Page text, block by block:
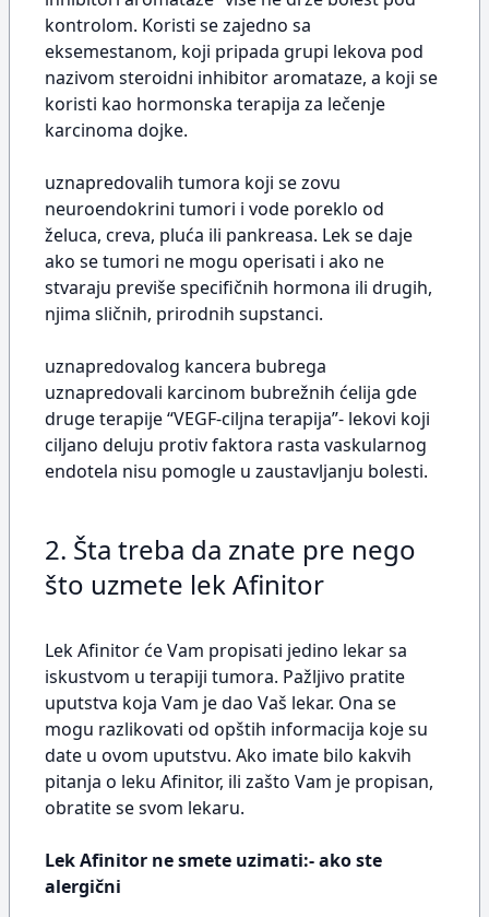
kontrolom. Koristi se zajedno sa
eksemestanom, koji pripada grupi lekova pod
nazivom steroidni inhibitor aromataze, a koji se
koristi kao hormonska terapija za lečenje
karcinoma dojke.
uznapredovalih tumora koji se zovu
neuroendokrini tumori i vode poreklo od
želuca, creva, pluća ili pankreasa. Lek se daje
ako se tumori ne mogu operisati i ako ne
stvaraju previše specifičnih hormona ili drugih,
njima sličnih, prirodnih supstanci.
uznapredovalog kancera bubrega
uznapredovali karcinom bubrežnih ćelija gde
druge terapije “VEGF-ciljna terapija”- lekovi koji
ciljano deluju protiv faktora rasta vaskularnog
endotela nisu pomogle u zaustavljanju bolesti.
2. Šta treba da znate pre nego
što uzmete lek Afinitor
Lek Afinitor će Vam propisati jedino lekar sa
iskustvom u terapiji tumora. Pažljivo pratite
uputstva koja Vam je dao Vaš lekar. Ona se
mogu razlikovati od opštih informacija koje su
date u ovom uputstvu. Ako imate bilo kakvih
pitanja o leku Afinitor, ili zašto Vam je propisan,
obratite se svom lekaru.
Lek Afinitor ne smete uzimati:- ako ste
alergični